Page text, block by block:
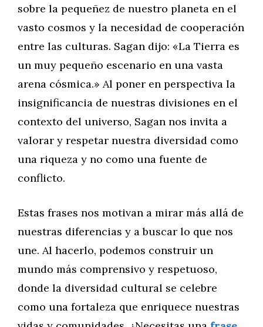
sobre la pequeñez de nuestro planeta en el
vasto cosmos y la necesidad de cooperación
entre las culturas. Sagan dijo: «La Tierra es
un muy pequeño escenario en una vasta
arena cósmica.» Al poner en perspectiva la
insignificancia de nuestras divisiones en el
contexto del universo, Sagan nos invita a
valorar y respetar nuestra diversidad como
una riqueza y no como una fuente de
conflicto.
Estas frases nos motivan a mirar más allá de
nuestras diferencias y a buscar lo que nos
une. Al hacerlo, podemos construir un
mundo más comprensivo y respetuoso,
donde la diversidad cultural se celebre
como una fortaleza que enriquece nuestras